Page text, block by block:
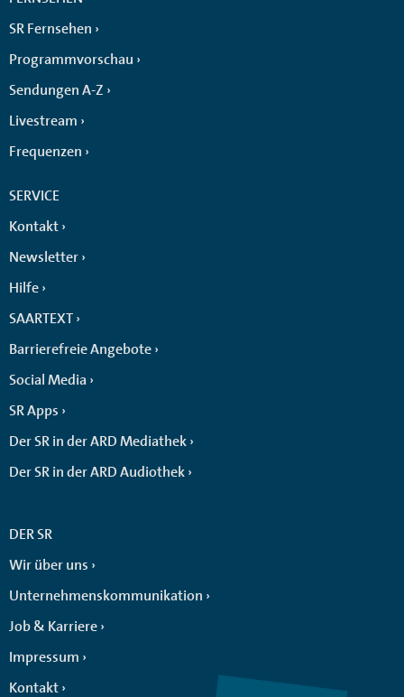
SR Fernsehen
Programmvorschau
Sendungen A-Z
Livestream
Frequenzen
SERVICE
Kontakt
Newsletter
Hilfe
SAARTEXT
Barrierefreie Angebote
Social Media
SR Apps
Der SR in der ARD Mediathek
Der SR in der ARD Audiothek
DER SR
Wir über uns
Unternehmenskommunikation
Job & Karriere
Impressum
Kontakt